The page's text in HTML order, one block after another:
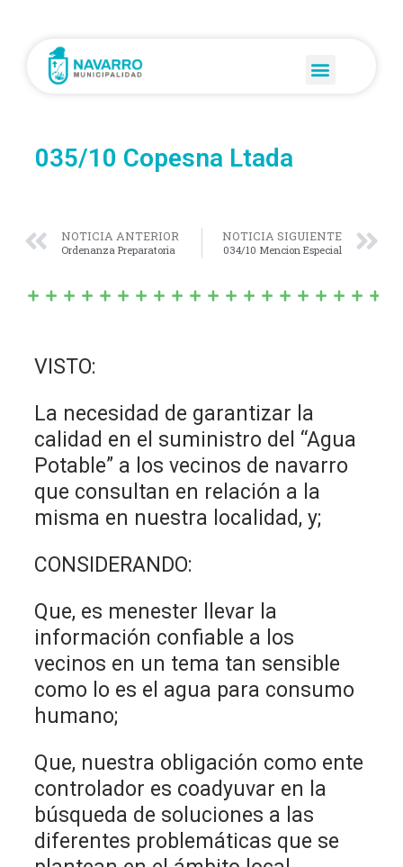
035/10 Copesna Ltada
NOTICIA ANTERIOR
Ordenanza Preparatoria
NOTICIA SIGUIENTE
034/10 Mencion Especial
VISTO:
La necesidad de garantizar la
calidad en el suministro del “Agua
Potable” a los vecinos de navarro
que consultan en relación a la
misma en nuestra localidad, y;
CONSIDERANDO:
Que, es menester llevar la
información confiable a los
vecinos en un tema tan sensible
como lo es el agua para consumo
humano;
Que, nuestra obligación como ente
controlador es coadyuvar en la
búsqueda de soluciones a las
diferentes problemáticas que se